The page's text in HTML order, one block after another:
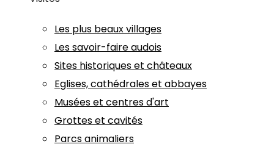
Les plus beaux villages
Les savoir-faire audois
Sites historiques et châteaux
Eglises, cathédrales et abbayes
Musées et centres d'art
Grottes et cavités
Parcs animaliers